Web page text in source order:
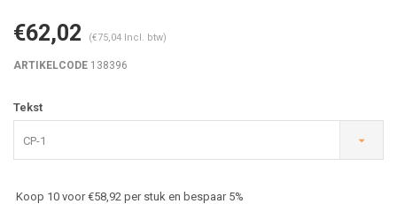
€62,02 (€75,04 Incl. btw)
ARTIKELCODE 138396
Tekst
CP-1
Koop 10 voor €58,92 per stuk en bespaar 5%